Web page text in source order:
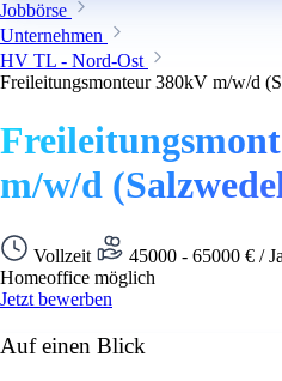
Jobbörse
Unternehmen
HV TL - Nord-Ost
Freileitungsmonteur 380kV m/w/d
m/w/d
Vollzeit 45000 - 65000 € /
Homeoffice möglich
Jetzt bewerben
Auf einen Blick